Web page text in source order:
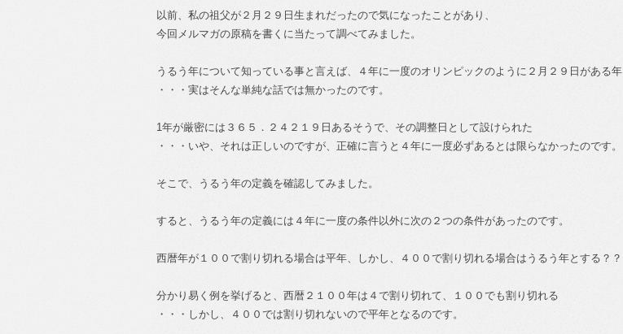
以前、私の祖父が２月２９日生まれだったので気になったことがあり、
今回メルマガの原稿を書くに当たって調べてみました。
うるう年について知っている事と言えば、４年に一度のオリンピックのように２月２９日がある年
・・・実はそんな単純な話では無かったのです。
1年が厳密には３６５．２４２１９日あるそうで、その調整日として設けられた
・・・いや、それは正しいのですが、正確に言うと４年に一度必ずあるとは限らなかったのです。
そこで、うるう年の定義を確認してみました。
すると、うるう年の定義には４年に一度の条件以外に次の２つの条件があったのです。
西暦年が１００で割り切れる場合は平年、しかし、４００で割り切れる場合はうるう年とする？？
分かり易く例を挙げると、西暦２１００年は４で割り切れて、１００でも割り切れる
・・・しかし、４００では割り切れないので平年となるのです。